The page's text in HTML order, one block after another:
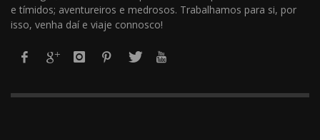
e tímidos; aventureiros e medrosos. Trabalhamos para si, por
isso, venha daí e viaje connosco!